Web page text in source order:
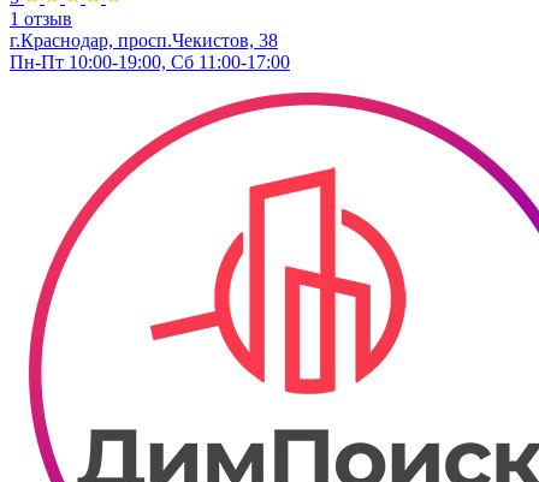
1 отзыв
г.Краснодар, просп.Чекистов, 38
Пн-Пт 10:00-19:00, Сб 11:00-17:00